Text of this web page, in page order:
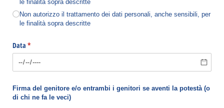
le finalità sopra descritte
Non autorizzo il trattamento dei dati personali, anche sensibili, per
le finalità sopra descritte
Data *
(richiesto)
Firma del genitore e/o entrambi i genitori se aventi la potestà (o
di chi ne fa le veci)